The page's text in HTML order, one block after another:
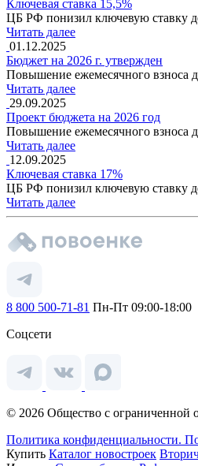
Ключевая ставка 15,5%
ЦБ РФ понизил ключевую ставку
Читать далее
01.12.2025
Бюджет на 2026 г. утвержден
Повышение ежемесячного взноса
Читать далее
29.09.2025
Проект бюджета на 2026 год
Повышение ежемесячного взноса
Читать далее
12.09.2025
Ключевая ставка 17%
ЦБ РФ понизил ключевую ставку
Читать далее
8 800 500-71-81 Пн-Пт 09:00-18:00
Соцсети
© 2026 Общество с ограниченной
Политика конфиденциальности.
Купить Каталог новостроек